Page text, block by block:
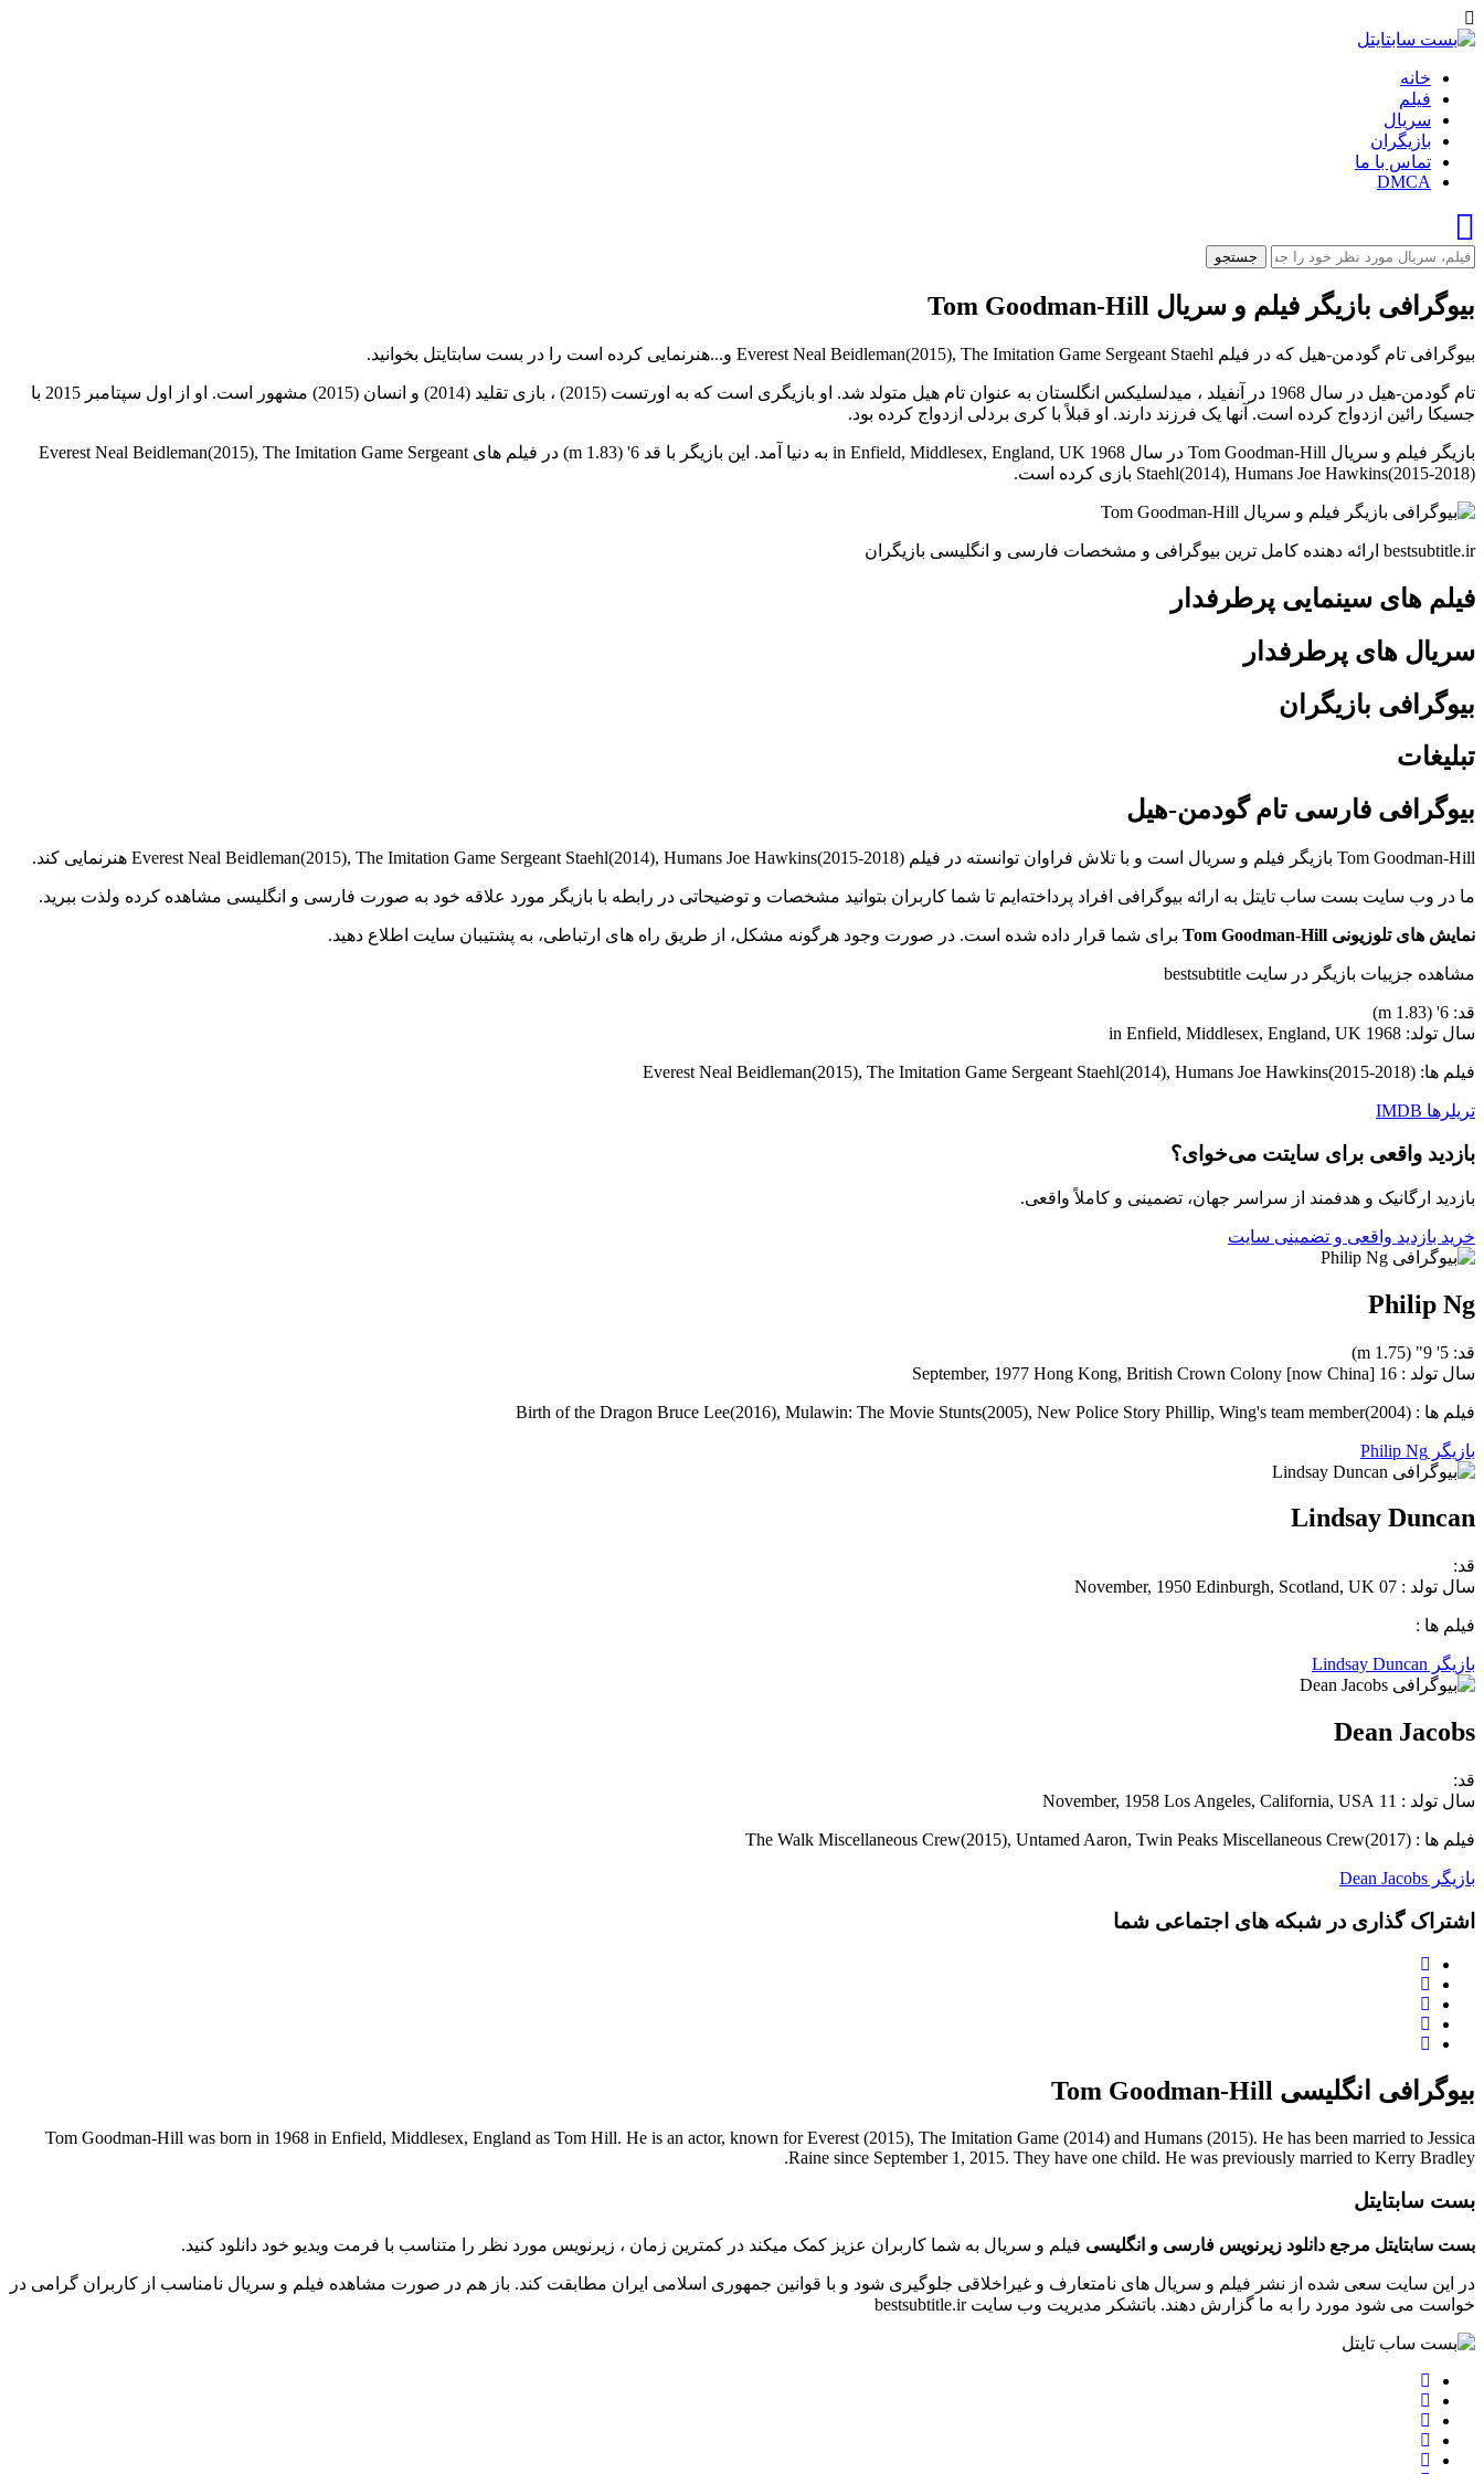
خانه
فیلم
سریال
بازیگران
تماس با ما
DMCA
جستجو
بیوگرافی بازیگر فیلم و سریال Tom Goodman-Hill
بیوگرافی تام گودمن-هیل که در فیلم Everest Neal Beidleman(2015), The Imitation Game Sergeant Staehl و...هنرنمایی کرده است را در بست سابتایتل بخوانید.
تام گودمن-هیل در سال 1968 در آنفیلد ، میدلسلیکس انگلستان به عنوان تام هیل متولد شد. او بازیگری است که به اورتست (2015) ، بازی تقلید (2014) و انسان (2015) مشهور است. او از اول سپتامبر 2015 با
جسیکا رائین ازدواج کرده است. آنها یک فرزند دارند. او قبلاً با کری بردلی ازدواج کرده بود.
بازیگر فیلم و سریال Tom Goodman-Hill در سال 1968 in Enfield, Middlesex, England, UK به دنیا آمد. این بازیگر با قد 6' (1.83 m) در فیلم های Everest Neal Beidleman(2015), The Imitation Game Sergeant
Staehl(2014), Humans Joe Hawkins(2015-2018) بازی کرده است.
bestsubtitle.ir ارائه دهنده کامل ترین بیوگرافی و مشخصات فارسی و انگلیسی بازیگران
فیلم های سینمایی پرطرفدار
سریال های پرطرفدار
بیوگرافی بازیگران
تبلیغات
بیوگرافی فارسی تام گودمن-هیل
Tom Goodman-Hill بازیگر فیلم و سریال است و با تلاش فراوان توانسته در فیلم Everest Neal Beidleman(2015), The Imitation Game Sergeant Staehl(2014), Humans Joe Hawkins(2015-2018) هنرنمایی کند.
ما در وب سایت بست ساب تایتل به ارائه بیوگرافی افراد پرداخته‌ایم تا شما کاربران بتوانید مشخصات و توضیحاتی در رابطه با بازیگر مورد علاقه خود به صورت فارسی و انگلیسی مشاهده کرده ولذت ببرید.
نمایش های تلوزیونی Tom Goodman-Hill برای شما قرار داده شده است. در صورت وجود هرگونه مشکل، از طریق راه های ارتباطی، به پشتیبان سایت اطلاع دهید.
مشاهده جزییات بازیگر در سایت bestsubtitle
قد: 6' (1.83 m)
سال تولد: 1968 in Enfield, Middlesex, England, UK
فیلم ها: Everest Neal Beidleman(2015), The Imitation Game Sergeant Staehl(2014), Humans Joe Hawkins(2015-2018)
تریلرها IMDB
بازدید واقعی برای سایتت می‌خوای؟
بازدید ارگانیک و هدفمند از سراسر جهان، تضمینی و کاملاً واقعی.
خرید بازدید واقعی و تضمینی سایت
Philip Ng
قد: 5' 9" (1.75 m)
سال تولد : 16 September, 1977 Hong Kong, British Crown Colony [now China]
فیلم ها : Birth of the Dragon Bruce Lee(2016), Mulawin: The Movie Stunts(2005), New Police Story Phillip, Wing's team member(2004)
بازیگر Philip Ng
Lindsay Duncan
قد:
سال تولد : 07 November, 1950 Edinburgh, Scotland, UK
فیلم ها :
بازیگر Lindsay Duncan
Dean Jacobs
قد:
سال تولد : 11 November, 1958 Los Angeles, California, USA
فیلم ها : The Walk Miscellaneous Crew(2015), Untamed Aaron, Twin Peaks Miscellaneous Crew(2017)
بازیگر Dean Jacobs
اشتراک گذاری در شبکه های اجتماعی شما
بیوگرافی انگلیسی Tom Goodman-Hill
Tom Goodman-Hill was born in 1968 in Enfield, Middlesex, England as Tom Hill. He is an actor, known for Everest (2015), The Imitation Game (2014) and Humans (2015). He has been married to Jessica
Raine since September 1, 2015. They have one child. He was previously married to Kerry Bradley.
بست سابتایتل
بست سابتایتل مرجع دانلود زیرنویس فارسی و انگلیسی فیلم و سریال به شما کاربران عزیز کمک میکند در کمترین زمان ، زیرنویس مورد نظر را متناسب با فرمت ویدیو خود دانلود کنید.
در این سایت سعی شده از نشر فیلم و سریال های نامتعارف و غیراخلاقی جلوگیری شود و با قوانین جمهوری اسلامی ایران مطابقت کند. باز هم در صورت مشاهده فیلم و سریال نامناسب از کاربران گرامی در
خواست می شود مورد را به ما گزارش دهند. باتشکر مدیریت وب سایت bestsubtitle.ir